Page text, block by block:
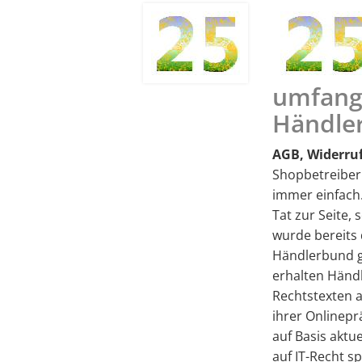
AGB,
immer
Tat zur Seite,
wurde bereits
Händlerbund
erhalten
Rechtstexten
ihrer
auf Basis
auf IT-Recht